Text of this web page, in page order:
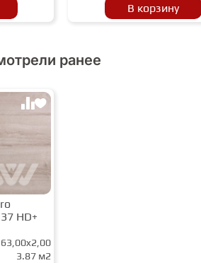
В корзину
ранее
HD+
3.87 м2